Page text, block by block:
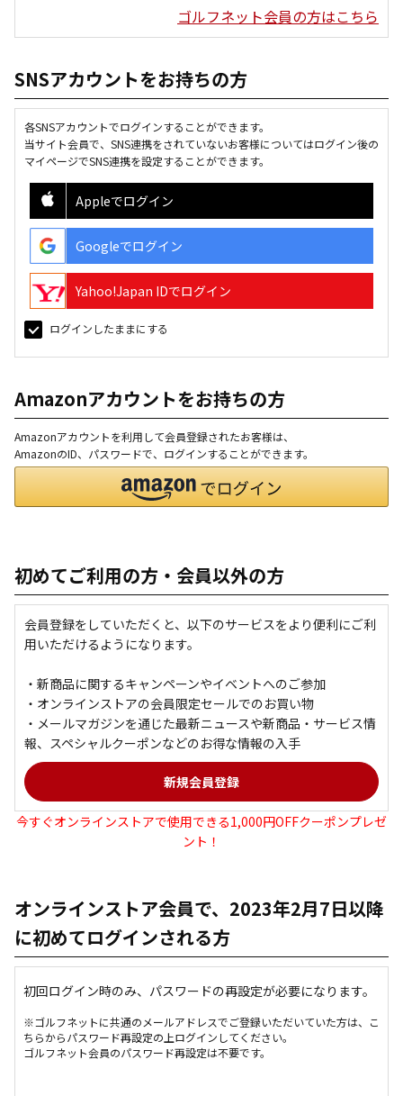
ゴルフネット会員の方はこちら
SNSアカウントをお持ちの方
各SNSアカウントでログインすることができます。
当サイト会員で、SNS連携をされていないお客様についてはログイン後の
マイページでSNS連携を設定することができます。
Appleでログイン
Googleでログイン
Yahoo!Japan IDでログイン
ログインしたままにする
Amazonアカウントをお持ちの方
Amazonアカウントを利用して会員登録されたお客様は、
AmazonのID、パスワードで、ログインすることができます。
初めてご利用の方・会員以外の方
会員登録をしていただくと、以下のサービスをより便利にご利
用いただけるようになります。
・新商品に関するキャンペーンやイベントへのご参加
・オンラインストアの会員限定セールでのお買い物
・メールマガジンを通じた最新ニュースや新商品・サービス情
報、スペシャルクーポンなどのお得な情報の入手
今すぐオンラインストアで使用できる1,000円OFFクーポンプレゼ
ント！
オンラインストア会員で、2023年2月7日以降
に初めてログインされる方
初回ログイン時のみ、パスワードの再設定が必要になります。
※ゴルフネットに共通のメールアドレスでご登録いただいていた方は、こ
ちらからパスワード再設定の上ログインしてください。
ゴルフネット会員のパスワード再設定は不要です。